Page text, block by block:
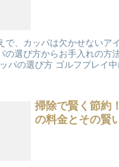
で、カッパは欠かせないア
の選び方からお手入れの方
パの選び方 ゴルフプレイ
掃除で賢く節約
の料金とその賢